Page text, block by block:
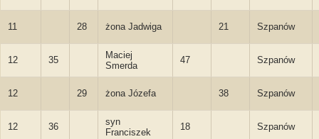
11 28 żona Jadwiga 21 Szpanów
12 35
Maciej
Smerda
47 Szpanów
12 29 żona Józefa 38 Szpanów
12 36
syn
Franciszek
18 Szpanów